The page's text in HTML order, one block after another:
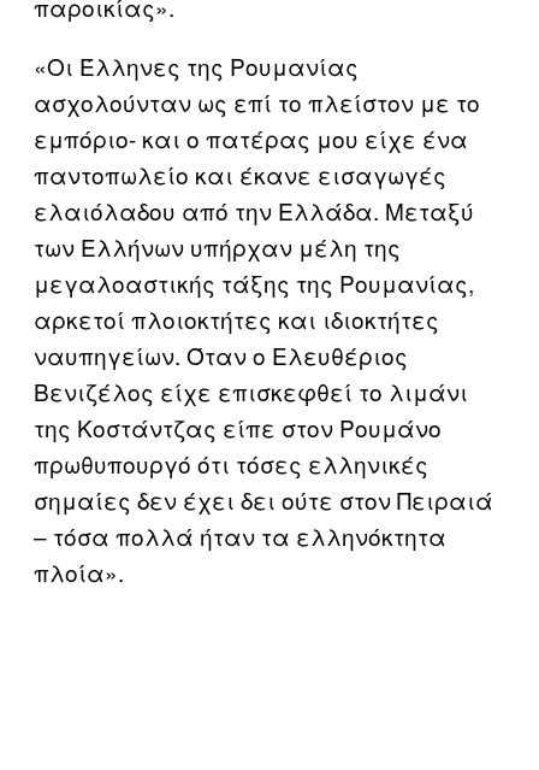
«Οι Έλληνες της Ρουμανίας
ασχολούνταν ως επί το πλείστον με το
εμπόριο- και ο πατέρας μου είχε ένα
παντοπωλείο και έκανε εισαγωγές
ελαιόλαδου από την Ελλάδα. Μεταξύ
των Ελλήνων υπήρχαν μέλη της
μεγαλοαστικής τάξης της Ρουμανίας,
αρκετοί πλοιοκτήτες και ιδιοκτήτες
ναυπηγείων. Όταν ο Ελευθέριος
Βενιζέλος είχε επισκεφθεί το λιμάνι
της Κοστάντζας είπε στον Ρουμάνο
πρωθυπουργό ότι τόσες ελληνικές
σημαίες δεν έχει δει ούτε στον Πειραιά
– τόσα πολλά ήταν τα ελληνόκτητα
πλοία».